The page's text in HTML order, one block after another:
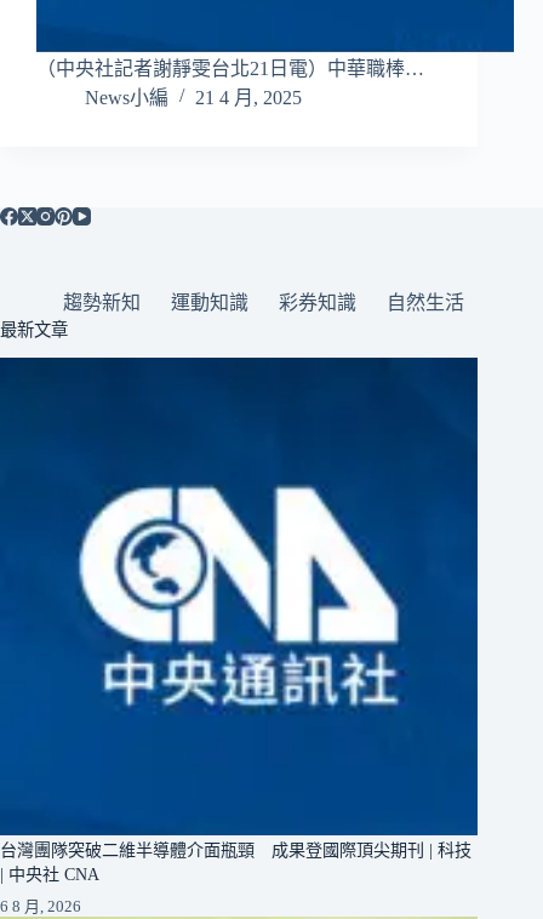
（中央社記者謝靜雯台北21日電）中華職棒…
News小編
21 4 月, 2025
趨勢新知 運動知識 彩券知識 自然生活
最新文章
台灣團隊突破二維半導體介面瓶頸 成果登國際頂尖期刊 | 科技
| 中央社 CNA
6 8 月, 2026